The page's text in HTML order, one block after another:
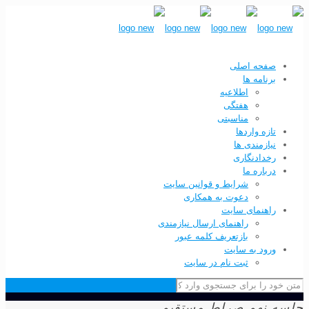
صفحه اصلی
برنامه ها
اطلاعیه
هفتگی
مناسبتی
تازه واردها
نیازمندی ها
رخدادنگاری
درباره ما
شرایط و قوانین سایت
دعوت به همکاری
راهنمای سایت
راهنمای ارسال نیازمندی
بازتعریف کلمه عبور
ورود به سایت
ثبت نام در سایت